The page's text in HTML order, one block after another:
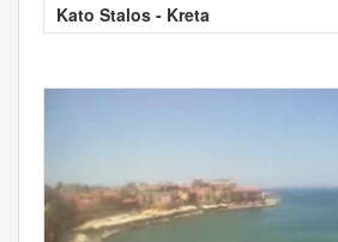
Kato Stalos - Kreta